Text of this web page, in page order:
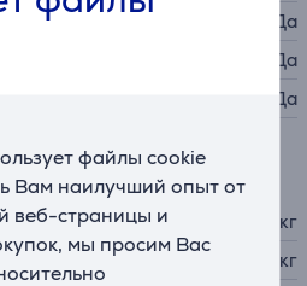
файлы cookie
Вам наилучший опыт от
веб-страницы и
мы просим Вас
Да
Да
Да
8,5 кг
5,8 кг